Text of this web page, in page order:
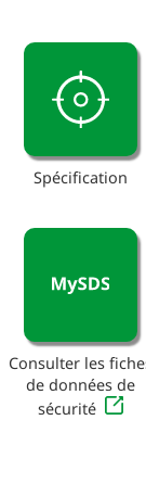
Spécification
Consulter les
de données de
sécurité